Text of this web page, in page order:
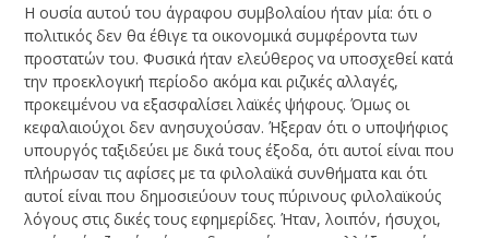
Η ουσία αυτού του άγραφου συμβολαίου ήταν μία: ότι ο
πολιτικός δεν θα έθιγε τα οικονομικά συμφέροντα των
προστατών του. Φυσικά ήταν ελεύθερος να υποσχεθεί κατά
την προεκλογική περίοδο ακόμα και ριζικές αλλαγές,
προκειμένου να εξασφαλίσει λαϊκές ψήφους. Όμως οι
κεφαλαιούχοι δεν ανησυχούσαν. Ήξεραν ότι ο υποψήφιος
υπουργός ταξιδεύει με δικά τους έξοδα, ότι αυτοί είναι που
πλήρωσαν τις αφίσες με τα φιλολαϊκά συνθήματα και ότι
αυτοί είναι που δημοσιεύουν τους πύρινους φιλολαϊκούς
λόγους στις δικές τους εφημερίδες. Ήταν, λοιπόν, ήσυχοι,